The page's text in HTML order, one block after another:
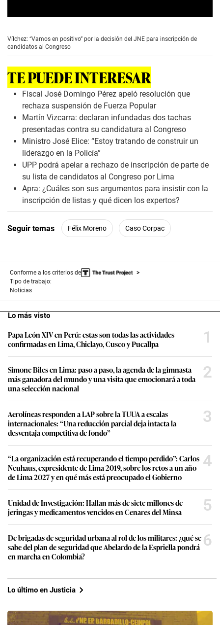
e
c
d
s
o
n
Vílchez: “Vamos en positivo” por la decisión del JNE para inscripción de
candidatos al Congreso
TE PUEDE INTERESAR
Fiscal José Domingo Pérez apeló resolución que
rechaza suspensión de Fuerza Popular
Martín Vizcarra: declaran infundadas dos tachas
presentadas contra su candidatura al Congreso
Ministro José Elice: “Estoy tratando de construir un
liderazgo en la Policía”
UPP podrá apelar a rechazo de inscripción de parte de
su lista de candidatos al Congreso por Lima
Apra: ¿Cuáles son sus argumentos para insistir con la
inscripción de listas y qué dicen los expertos?
Seguir temas Félix Moreno Caso Corpac
Conforme a los criterios de
Tipo de trabajo:
Noticias
Lo más visto
Papa León XIV en Perú: estas son todas las actividades
confirmadas en Lima, Chiclayo, Cusco y Pucallpa
1
Simone Biles en Lima: paso a paso, la agenda de la gimnasta
más ganadora del mundo y una visita que emocionará a toda
una selección nacional
2
Aerolíneas responden a LAP sobre la TUUA a escalas
internacionales: “Una reducción parcial deja intacta la
desventaja competitiva de fondo”
3
“La organización está recuperando el tiempo perdido”: Carlos
Neuhaus, expresidente de Lima 2019, sobre los retos a un año
de Lima 2027 y en qué más está preocupado el Gobierno
4
Unidad de Investigación: Hallan más de siete millones de
jeringas y medicamentos vencidos en Cenares del Minsa
5
De brigadas de seguridad urbana al rol de los militares: ¿qué se
sabe del plan de seguridad que Abelardo de la Espriella pondrá
en marcha en Colombia?
6
Lo último en Justicia